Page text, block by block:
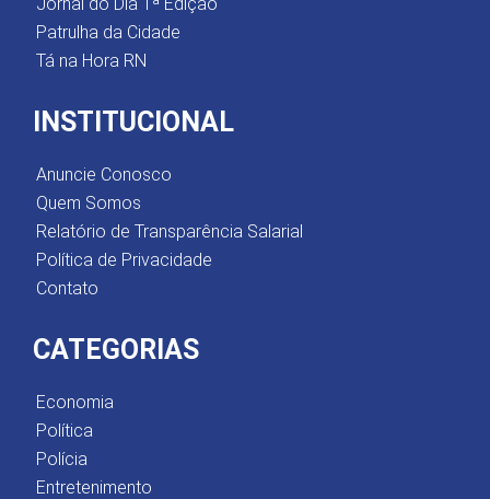
Patrulha da Cidade
Tá na Hora RN
INSTITUCIONAL
Anuncie Conosco
Quem Somos
Relatório de Transparência Salarial
Política de Privacidade
Contato
CATEGORIAS
Economia
Política
Polícia
Entretenimento